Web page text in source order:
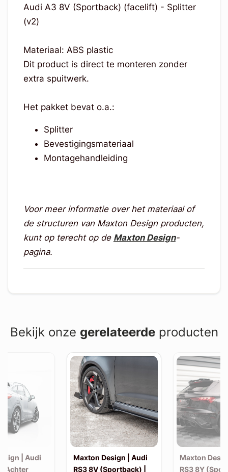
Audi A3 8V (Sportback) (facelift) - Splitter
(v2)
Materiaal: ABS plastic
Dit product is direct te monteren zonder
extra spuitwerk.
Het pakket bevat o.a.:
Splitter
Bevestigingsmateriaal
Montagehandleiding
Voor meer informatie over het materiaal of
de structuren van Maxton Design producten,
kunt op terecht op de Maxton Design-
pagina.
Bekijk onze gerelateerdeproducten
| Audi
| Achter
Maxton Design | Audi
RS3 8V (Sportback) |
Maxton
RS3 8Y